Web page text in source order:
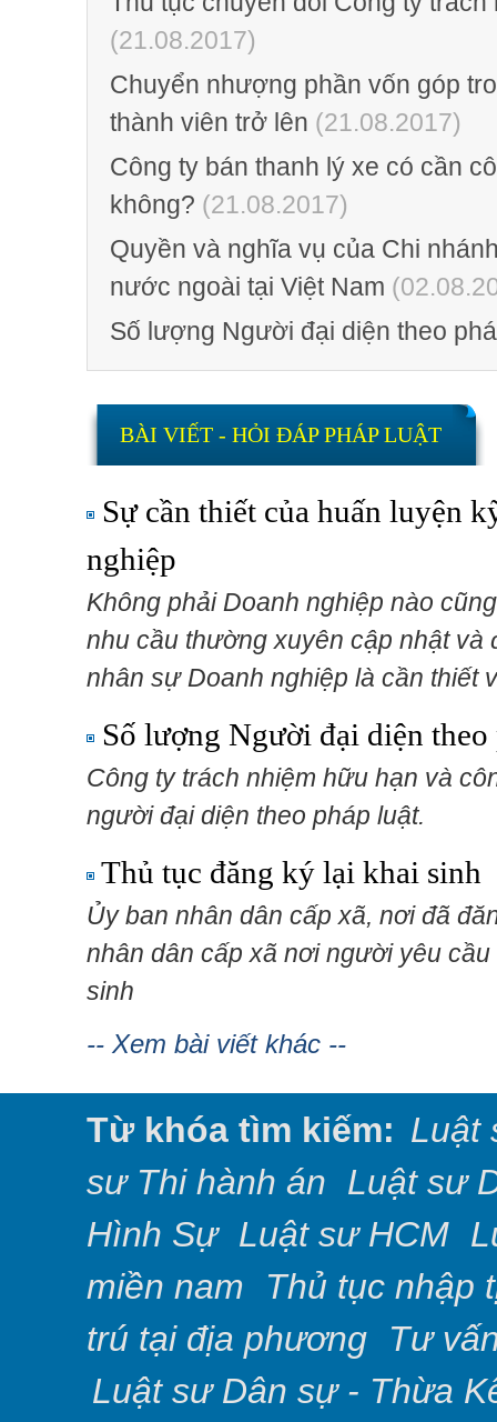
(21.08.2017)
Chuyển nhượng phần vốn góp
thành viên trở lên (21.08.2017)
Công ty bán thanh lý xe có cần
không? (21.08.2017)
Quyền và nghĩa vụ của Chi
nước ngoài tại Việt Nam
Số lượng Người đại diện theo
BÀI VIẾT - HỎI ĐÁP PHÁP LUẬT
Sự cần thiết của huấn luyện
nghiệp
Không phải Doanh nghiệp nào
nhu cầu thường xuyên cập nhật
nhân sự Doanh nghiệp là cần thiết
Số lượng Người đại diện
Công ty trách nhiệm hữu hạn và
người đại diện theo pháp luật.
Thủ tục đăng ký lại khai sinh
Ủy ban nhân dân cấp xã, nơi đã
nhân dân cấp xã nơi người yêu
sinh
-- Xem bài viết khác --
Từ khóa tìm kiếm: Luật
sư Thi hành án Luật sư
Hình Sự Luật sư HCM
miền nam
Thủ tục nhập
trú tại địa phương
Tư
Luật sư Dân sự - Thừa